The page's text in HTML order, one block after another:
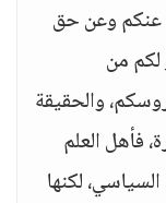
عنكم وعن حق
من
والحقيقة
فأهل العلم
لكنها